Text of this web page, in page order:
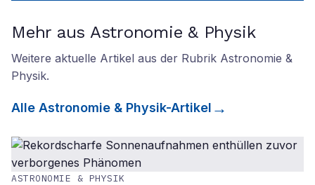
Mehr aus Astronomie & Physik
Weitere aktuelle Artikel aus der Rubrik Astronomie &
Physik.
Alle Astronomie & Physik-Artikel
ASTRONOMIE & PHYSIK